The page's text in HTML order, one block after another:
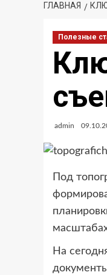
ГЛАВНАЯ
Полезные
admin
Под
На